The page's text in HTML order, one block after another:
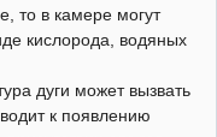
то в камере могут
кислорода, водяных
дуги может вызвать
к появлению